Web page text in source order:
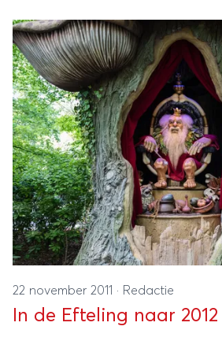
22 november 2011 · Redactie
In de Efteling naar 2012